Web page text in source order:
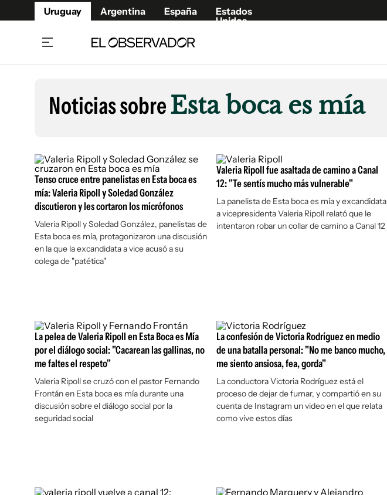
Uruguay Argentina España
Estados
Unidos
Beneficios Member
Café y Negocios
Economía y Empresas
Agro
Brand Studio
Mundo
Cultura y Espectáculos
Fúnebres
Publicaciones
Newsletters
Argentina
España
Noticias sobreEsta boca es mía
Tenso cruce entre panelistas en Esta boca es
mía: Valeria Ripoll y Soledad González
discutieron y les cortaron los micrófonos
Valeria Ripoll y Soledad González, panelistas de
Esta boca es mía, protagonizaron una discusión
en la que la excandidata a vice acusó a su
colega de "patética"
Valeria Ripoll fue asaltada de camino a Canal
12: "Te sentís mucho más vulnerable"
La panelista de Esta boca es mía y excandidata
a vicepresidenta Valeria Ripoll relató que le
intentaron robar un collar de camino a Canal 12
La pelea de Valeria Ripoll en Esta Boca es Mía
por el diálogo social: "Cacarean las gallinas, no
me faltes el respeto"
Valeria Ripoll se cruzó con el pastor Fernando
Frontán en Esta boca es mía durante una
discusión sobre el diálogo social por la
seguridad social
La confesión de Victoria Rodríguez en medio
de una batalla personal: "No me banco mucho,
me siento ansiosa, fea, gorda"
La conductora Victoria Rodríguez está el
proceso de dejar de fumar, y compartió en su
cuenta de Instagram un video en el que relata
como vive estos días